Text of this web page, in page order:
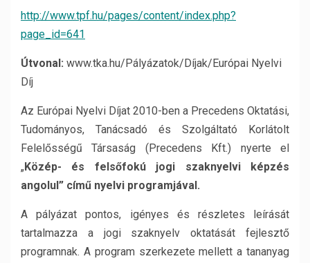
http://www.tpf.hu/pages/content/index.php?
page_id=641
Útvonal: www.tka.hu/Pályázatok/Díjak/Európai Nyelvi
Díj
Az Európai Nyelvi Díjat 2010-ben a Precedens Oktatási,
Tudományos, Tanácsadó és Szolgáltató Korlátolt
Felelősségű Társaság (Precedens Kft.) nyerte el
„Közép- és felsőfokú jogi szaknyelvi képzés
angolul” című nyelvi programjával.
A pályázat pontos, igényes és részletes leírását
tartalmazza a jogi szaknyelv oktatását fejlesztő
programnak. A program szerkezete mellett a tananyag